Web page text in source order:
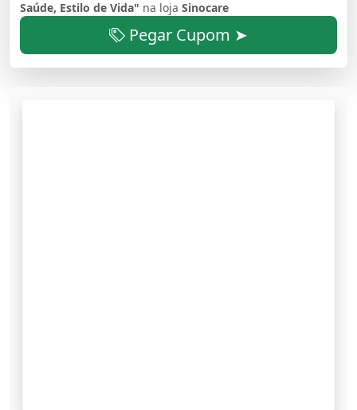
Saúde, Estilo de Vida" na loja Sinocare
Pegar Cupom ➤